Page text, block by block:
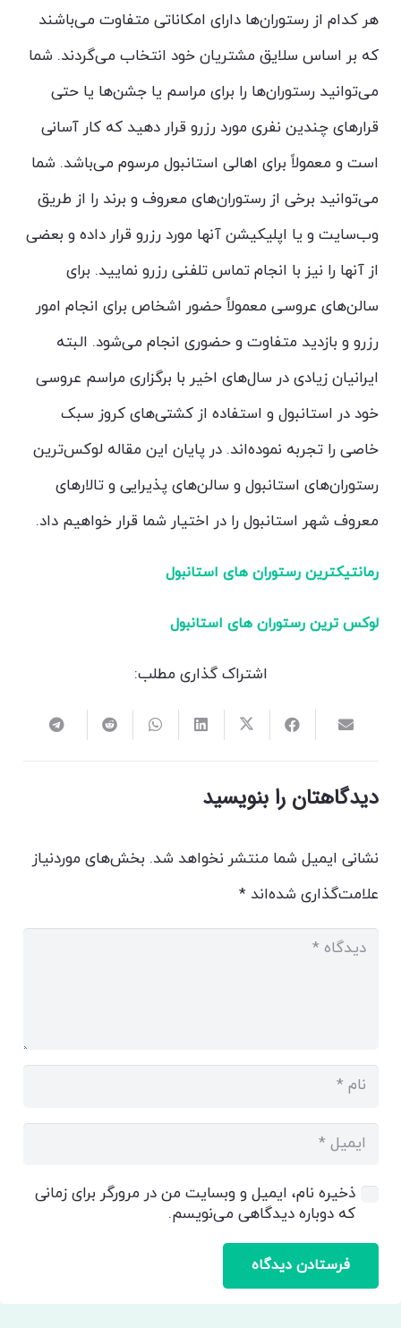
هر کدام از رستوران‌ها دارای امکاناتی متفاوت می‌باشند
که بر اساس سلایق مشتریان خود انتخاب می‌گردند. شما
می‌توانید رستوران‌ها را برای مراسم یا جشن‌ها یا حتی
قرارهای چندین نفری مورد رزرو قرار دهید که کار آسانی
است و معمولاً برای اهالی استانبول مرسوم می‌باشد. شما
می‌توانید برخی از رستوران‌های معروف و برند را از طریق
وب‌سایت و یا اپلیکیشن آنها مورد رزرو قرار داده و بعضی
از آنها را نیز با انجام تماس تلفنی رزرو نمایید. برای
سالن‌های عروسی معمولاً حضور اشخاص برای انجام امور
رزرو و بازدید متفاوت و حضوری انجام می‌شود. البته
ایرانیان زیادی در سال‌های اخیر با برگزاری مراسم عروسی
خود در استانبول و استفاده از کشتی‌های کروز سبک
خاصی را تجربه نموده‌اند. در پایان این مقاله لوکس‌ترین
رستوران‌های استانبول و سالن‌های پذیرایی و تالارهای
معروف شهر استانبول را در اختیار شما قرار خواهیم داد.
رمانتیکترین رستوران های استانبول
لوکس ترین رستوران های استانبول
اشتراک گذاری مطلب:
دیدگاهتان را بنویسید
نشانی ایمیل شما منتشر نخواهد شد. بخش‌های موردنیاز
علامت‌گذاری شده‌اند*
ذخیره نام، ایمیل و وبسایت من در مرورگر برای زمانی
که دوباره دیدگاهی می‌نویسم.
فرستادن دیدگاه